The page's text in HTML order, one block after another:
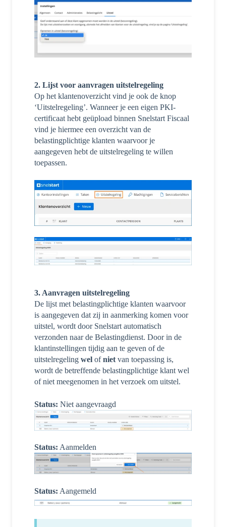
2. Lijst voor aanvragen uitstelregeling
Op het klantenoverzicht vind je ook de knop
‘Uitstelregeling’. Wanneer je een eigen PKI-
certificaat hebt geüpload binnen Snelstart Fiscaal
vind je hiermee een overzicht van de
belastingplichtige klanten waarvoor je
aangegeven hebt de uitstelregeling te willen
toepassen.
3. Aanvragen uitstelregeling
De lijst met belastingplichtige klanten waarvoor
is aangegeven dat zij in aanmerking komen voor
uitstel, wordt door Snelstart automatisch
verzonden naar de Belastingdienst. Door in de
klantinstellingen tijdig aan te geven of de
uitstelregeling wel ofniet van toepassing is,
wordt de betreffende belastingplichtige klant wel
of niet meegenomen in het verzoek om uitstel.
Status: Niet aangevraagd
Status: Aanmelden
Status: Aangemeld